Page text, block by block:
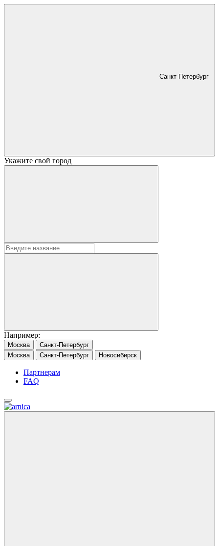
Санкт-Петербург
Укажите свой город
Например:
Москва
Санкт-Петербург
Москва
Санкт-Петербург Новосибирск
Партнерам
FAQ